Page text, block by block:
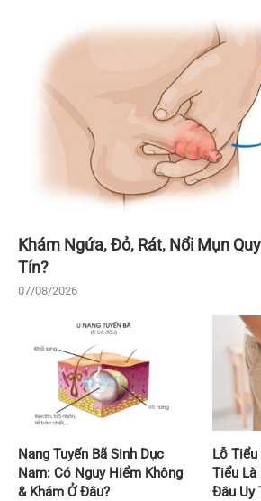
Khám Ngứa, Đỏ, Rát, Nổi Mụn
Tín?
07/08/2026
Nang Tuyến Bã Sinh Dục
Nam: Có Nguy Hiểm Không
& Khám Ở Đâu?
Lỗ
Tiểu Là
Đâu Uy